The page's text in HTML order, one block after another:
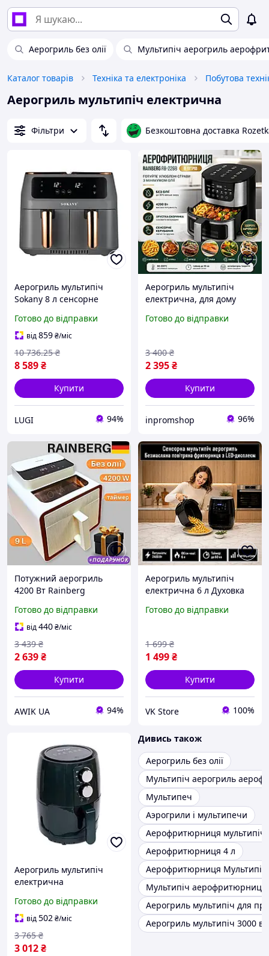
Аерогриль без олії Мультипіч аерогриль
Каталог товарів Техніка та електроніка Побутова
Аерогриль мультипіч електрична
Фільтри Безкоштовна доставка
Аерогриль мультипіч
Sokany 8 л сенсорне
(SKZG8030G)
Готово до відправки
від859₴/міс
8 589₴
10 736.25 ₴
Купити
LUGI 94%
Аерогриль мультипіч
електрична, для дому
фритюрниця, духовка,
здорового харчування.
Готово до відправки
2 395₴
3 400 ₴
Купити
inpromshop 96%
Потужний аерогриль
4200 Вт Rainberg
Аерофритюрниця
електрична Безмасляна
фритюрниця
Аерофритюрниця 9 л
Готово до відправки
від440₴/міс
2 639₴
3 439 ₴
Купити
АWIK UA 94%
Аерогриль мультипіч
електрична 6 л Духовка
Аерофритюрниця без олії
побутової
Готово до відправки
1 499₴
1 699 ₴
Купити
VK Store 100%
Аерогриль мультипіч
електрична
Готово до відправки
від502₴/міс
3 012₴
3 765 ₴
Дивись також
Аерогриль без олії
Мультипіч аерогриль
Мультипеч
Аэрогрили і мультипечи
Аерофритюрниця мультипіч
Аерофритюрниця 4 л
Аерофритюрниця Мультипіч
Мультипіч аерофритюрниця
Аерогриль мультипіч для
Аерогриль мультипіч 3000 вт